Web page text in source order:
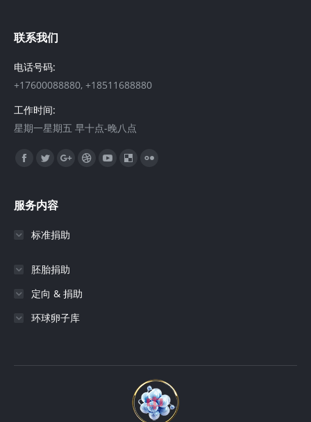
联系我们
电话号码:
+17600088880, +18511688880
工作时间:
星期一星期五 早十点-晚八点
找到我们：
Facebook
TwitterGoogle+Dribbble
YouTubeDelicious
服务内容
标准捐助
胚胎捐助
定向 & 捐助
环球卵子库